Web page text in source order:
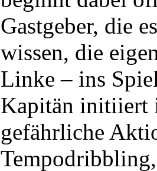
Gastgeber, die
wissen, die
Linke – ins
Kapitän initiiert
gefährliche